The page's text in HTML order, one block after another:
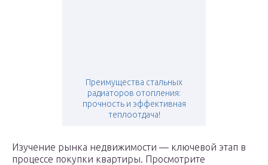
Преимущества стальных
радиаторов отопления:
прочность и эффективная
теплоотдача!
Изучение рынка недвижимости — ключевой этап в
процессе покупки квартиры. Просмотрите